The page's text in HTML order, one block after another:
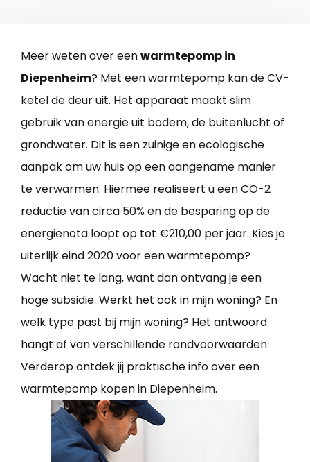
Meer weten over eenwarmtepomp in
Diepenheim? Met een warmtepomp kan de CV-
ketel de deur uit. Het apparaat maakt slim
gebruik van energie uit bodem, de buitenlucht of
grondwater. Dit is een zuinige en ecologische
aanpak om uw huis op een aangename manier
te verwarmen. Hiermee realiseert u een CO-2
reductie van circa 50% en de besparing op de
energienota loopt op tot €210,00 per jaar. Kies je
uiterlijk eind 2020 voor een warmtepomp?
Wacht niet te lang, want dan ontvang je een
hoge subsidie. Werkt het ook in mijn woning? En
welk type past bij mijn woning? Het antwoord
hangt af van verschillende randvoorwaarden.
Verderop ontdek jij praktische info over een
warmtepomp kopen in Diepenheim.